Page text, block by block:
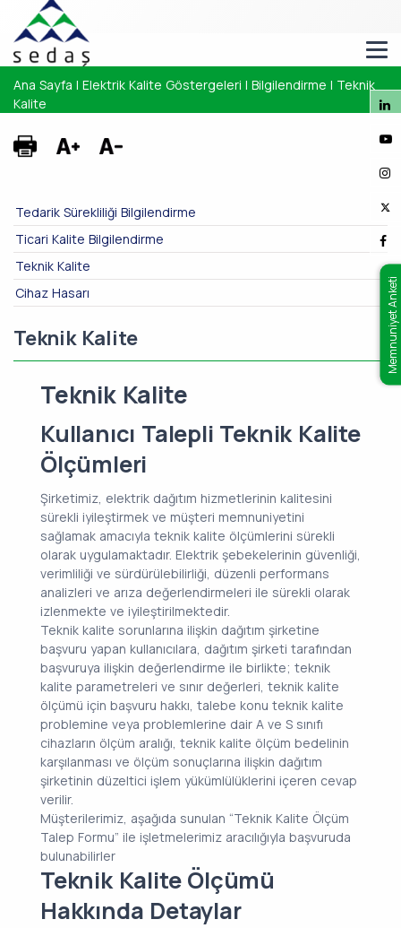
Memnuniyet Anketi
Ana Sayfa | Elektrik Kalite Göstergeleri | Bilgilendirme | Teknik
Kalite
Tedarik Sürekliliği Bilgilendirme
Ticari Kalite Bilgilendirme
Teknik Kalite
Cihaz Hasarı
Teknik Kalite
Teknik Kalite
Kullanıcı Talepli Teknik Kalite
Ölçümleri
Şirketimiz, elektrik dağıtım hizmetlerinin kalitesini
sürekli iyileştirmek ve müşteri memnuniyetini
sağlamak amacıyla teknik kalite ölçümlerini sürekli
olarak uygulamaktadır. Elektrik şebekelerinin güvenliği,
verimliliği ve sürdürülebilirliği, düzenli performans
analizleri ve arıza değerlendirmeleri ile sürekli olarak
izlenmekte ve iyileştirilmektedir.
Teknik kalite sorunlarına ilişkin dağıtım şirketine
başvuru yapan kullanıcılara, dağıtım şirketi tarafından
başvuruya ilişkin değerlendirme ile birlikte; teknik
kalite parametreleri ve sınır değerleri, teknik kalite
ölçümü için başvuru hakkı, talebe konu teknik kalite
problemine veya problemlerine dair A ve S sınıfı
cihazların ölçüm aralığı, teknik kalite ölçüm bedelinin
karşılanması ve ölçüm sonuçlarına ilişkin dağıtım
şirketinin düzeltici işlem yükümlülüklerini içeren cevap
verilir.
Müşterilerimiz, aşağıda sunulan “Teknik Kalite Ölçüm
Talep Formu” ile işletmelerimiz aracılığıyla başvuruda
bulunabilirler
Teknik Kalite Ölçümü
Hakkında Detaylar